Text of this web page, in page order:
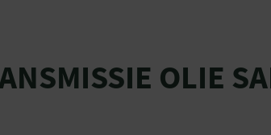
OLIE